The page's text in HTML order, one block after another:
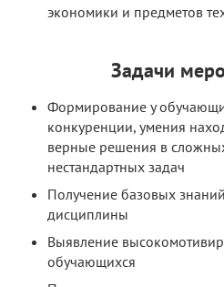
экономики и предметов
Задачи
Формирование у
конкуренции, умения
верные решения в
нестандартных задач
Получение базовых
дисциплины
Выявление
обучающихся